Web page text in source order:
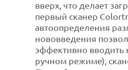
вверх, что делает
первый сканер
автоопределения
нововведения
эффективно вводить
ручном режиме),